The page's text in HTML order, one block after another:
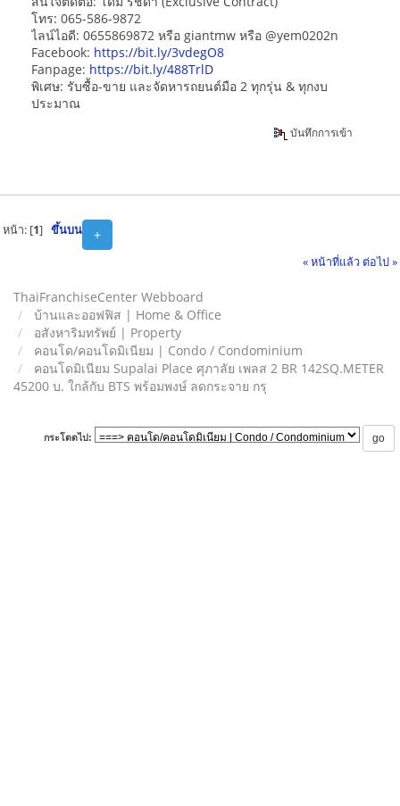
โทร: 065-586-9872
ไลน์ไอดี: 0655869872 หรือ giantmw หรือ @yem0202n
Facebook: https://bit.ly/3vdegO8
Fanpage: https://bit.ly/488TrlD
พิเศษ: รับซื้อ-ขาย และจัดหารถยนต์มือ 2 ทุกรุ่น & ทุกงบ
ประมาณ
บันทึกการเข้า
+
หน้า: [1] ขึ้นบน
« หน้าที่แล้ว ต่อไป »
ThaiFranchiseCenter Webboard
บ้านและออฟฟิส | Home & Office
อสังหาริมทรัพย์ | Property
คอนโด/คอนโดมิเนียม | Condo / Condominium
คอนโดมิเนียม Supalai Place ศุภาลัย เพลส 2 BR 142SQ.METER
45200 บ. ใกล้กับ BTS พร้อมพงษ์ ลดกระจาย กรุ
กระโดดไป: